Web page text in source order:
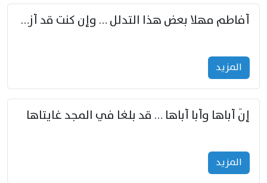
أفاطم مهلا بعض هذا التدلل … وإن كنت قد أزمعت صرمي فأجملي
المزید
إنّ أباها وأبا أباها … قد بلغا في المجد غايتاها
المزید